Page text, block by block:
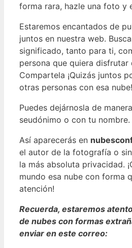
forma rara, hazle una foto y
Estaremos encantados de
juntos en nuestra web.
significado, tanto para ti,
persona que quiera disfrutar
Compartela ¡Quizás juntos
otras personas con esa nube!
Puedes dejárnosla de
seudónimo o con tu nombre.
Así aparecerás en
el autor de la fotografía o
la más absoluta privacidad.
mundo esa nube con forma
atención!
Recuerda, estaremos
de nubes con formas
enviar en este correo: